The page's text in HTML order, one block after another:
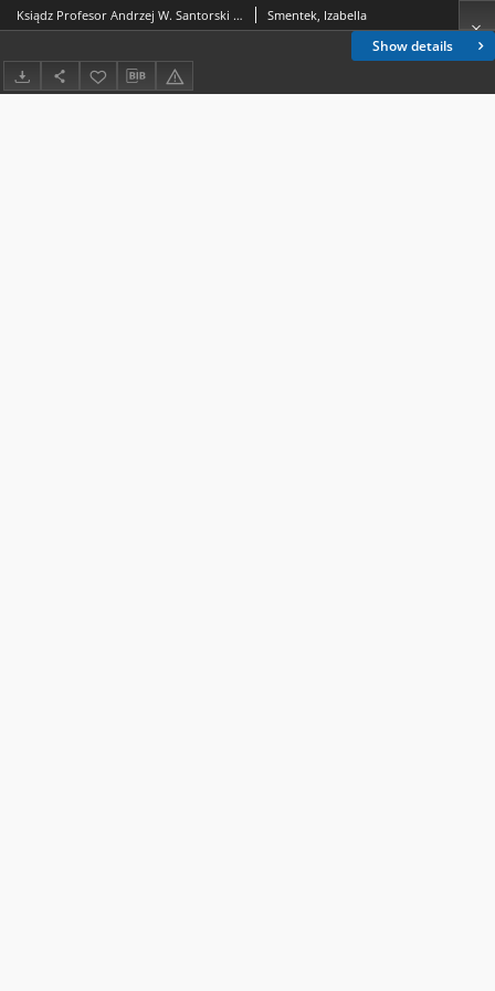
Show details
Ksiądz Profesor Andrzej W. Santorski : teolog, wykładowca, dydaktyk Smentek, Izabella